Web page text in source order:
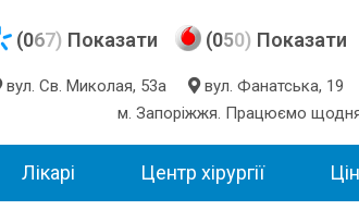
(067) Показати (050) Показати
вул. Св. Миколая, 53а вул. Фанатська, 19
м. Запоріжжя. Працюємо
Лікарі Центр хірургії